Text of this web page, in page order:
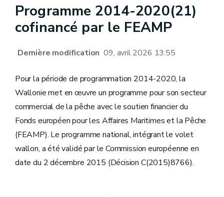
Programme 2014-2020(21)
cofinancé par le FEAMP
Dernière modification 09, avril 2026 13:55
Pour la période de programmation 2014-2020, la
Wallonie met en œuvre un programme pour son secteur
commercial de la pêche avec le soutien financier du
Fonds européen pour les Affaires Maritimes et la Pêche
(FEAMP). Le programme national, intégrant le volet
wallon, a été validé par le Commission européenne en
date du 2 décembre 2015 (Décision C(2015)8766).